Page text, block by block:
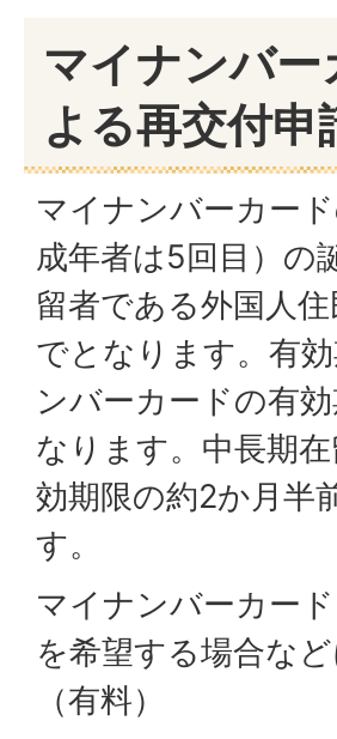
マイナンバ
よる再交付申
マイナンバーカー
成年者は5回目）の
留者である外国人
でとなります。有
ンバーカードの有
なります。中長期
効期限の約2か月半
す。
マイナンバーカー
を希望する場合な
（有料）